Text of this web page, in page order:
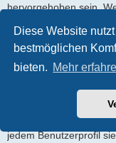
Diese Website
bestmöglichen
bieten. Mehr
hervorgehoben sein.
Nach oben
Wie kann ich
der ignorierten
den Listen entfernen?
Du kannst Benutzer
jedem Benutzerprofil